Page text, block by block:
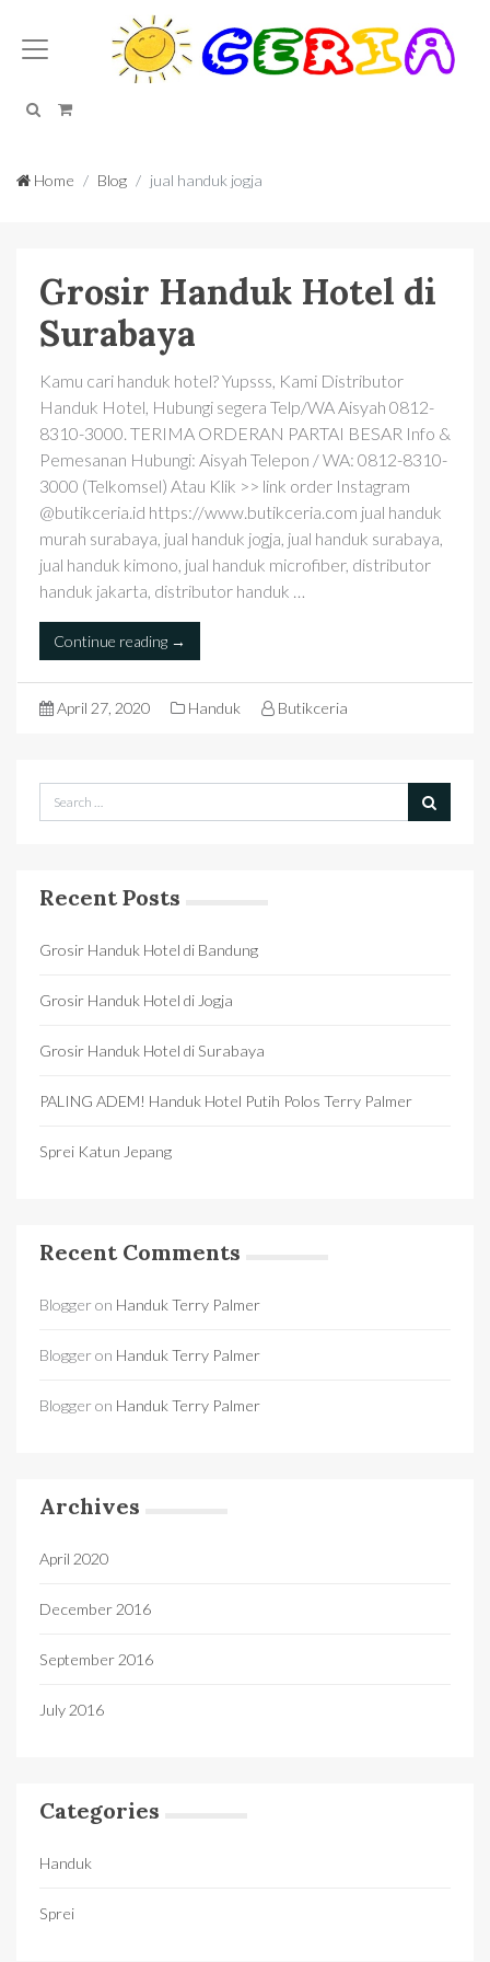
SearchCart
Home Blog jual handuk jogja
Grosir Handuk Hotel di
Surabaya
Kamu cari handuk hotel? Yupsss, Kami Distributor
Handuk Hotel, Hubungi segera Telp/WA Aisyah 0812-
8310-3000. TERIMA ORDERAN PARTAI BESAR Info &
Pemesanan Hubungi: Aisyah Telepon / WA: 0812-8310-
3000 (Telkomsel) Atau Klik >> link order Instagram
@butikceria.id https://www.butikceria.com jual handuk
murah surabaya, jual handuk jogja, jual handuk surabaya,
jual handuk kimono, jual handuk microfiber, distributor
handuk jakarta, distributor handuk …
Continue reading →
April 27, 2020 Handuk Butikceria
Recent Posts
Grosir Handuk Hotel di Bandung
Grosir Handuk Hotel di Jogja
Grosir Handuk Hotel di Surabaya
PALING ADEM! Handuk Hotel Putih Polos Terry Palmer
Sprei Katun Jepang
Recent Comments
Bloggeron Handuk Terry Palmer
Bloggeron Handuk Terry Palmer
Bloggeron Handuk Terry Palmer
Archives
April 2020
December 2016
September 2016
July 2016
Categories
Handuk
Sprei